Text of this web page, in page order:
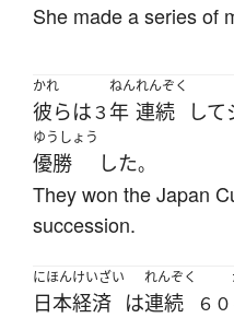
She made a series of
かれ
彼らは３
ねん
年
れんぞく
連続 して
ゆうしょう
優勝 した。
They won the Japan
succession.
にほんけいざい
日本経済 は
れんぞく
連続 ６０